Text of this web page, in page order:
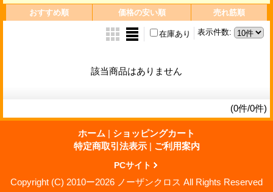
おすすめ順 価格の安い順 売れ筋順
表示件数:
在庫あり
該当商品はありません
(0件/0件)
ホーム | ショッピングカート
特定商取引法表示 | ご利用案内
PCサイト
Copyright (C) 2010ー2026 ノーザンクロス All Rights Reserved